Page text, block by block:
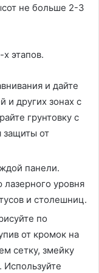
не больше 2-3
этапов.
и дайте
и других зонах с
грунтовку с
защиты от
панели.
уровня
и столешниц.
по
от кромок на
сетку, змейку
Используйте